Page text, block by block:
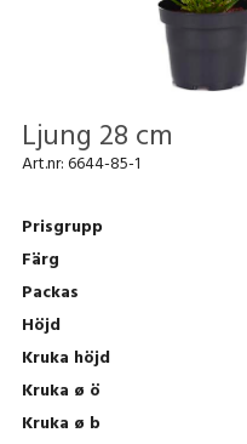
Ljung 28 cm
Art.nr:6644-85-1
Prisgrupp
Färg
Packas
Höjd
Kruka höjd
Kruka ø ö
Kruka ø b